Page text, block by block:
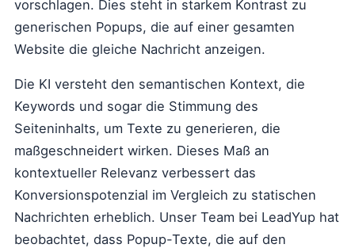
vorschlagen. Dies steht in starkem Kontrast zu
generischen Popups, die auf einer gesamten
Website die gleiche Nachricht anzeigen.
Die KI versteht den semantischen Kontext, die
Keywords und sogar die Stimmung des
Seiteninhalts, um Texte zu generieren, die
maßgeschneidert wirken. Dieses Maß an
kontextueller Relevanz verbessert das
Konversionspotenzial im Vergleich zu statischen
Nachrichten erheblich. Unser Team bei LeadYup hat
beobachtet, dass Popup-Texte, die auf den